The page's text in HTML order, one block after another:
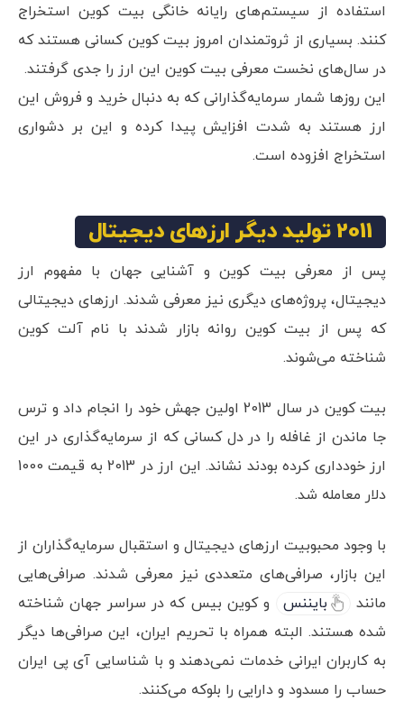
استفاده از سیستم‌های رایانه خانگی بیت کوین استخراج
کنند. بسیاری از ثروتمندان امروز بیت کوین کسانی هستند که
در سا‌ل‌های نخست معرفی بیت کوین این ارز را جدی گرفتند.
این روزها شمار سرمایه‌گذارانی که به دنبال خرید و فروش این
ارز هستند به شدت افزایش پیدا کرده و این بر دشواری
استخراج افزوده است.
2011 تولید دیگر ارزهای دیجیتال
پس از معرفی بیت کوین و آشنایی جهان با مفهوم ارز
دیجیتال، پروژه‌های دیگری نیز معرفی شدند. ارزهای دیجیتالی
که پس از بیت کوین روانه بازار شدند با نام آلت کوین
شناخته می‌شوند.
بیت کوین در سال 2013 اولین جهش خود را انجام داد و ترس
جا ماندن از غافله را در دل کسانی که از سرمایه‌گذاری در این
ارز خودداری کرده بودند نشاند. این ارز در 2013 به قیمت 1000
دلار معامله شد.
با وجود محبوبیت ارزهای دیجیتال و استقبال سرمایه‌گذاران از
این بازار، صرافی‌های متعددی نیز معرفی شدند. صرافی‌هایی
مانند
بایننس
و کوین بیس که در سراسر جهان شناخته
شده هستند. البته همراه با تحریم ایران، این صرافی‌ها دیگر
به کاربران ایرانی خدمات نمی‌دهند و با شناسایی آی پی ایران
حساب را مسدود و دارایی را بلوکه می‌کنند.